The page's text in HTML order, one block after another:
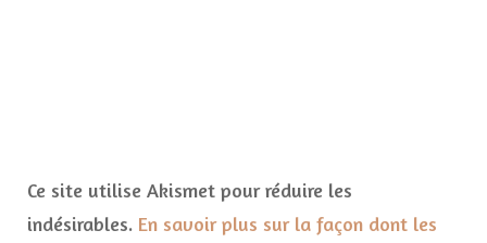
Ce site utilise Akismet pour réduire les
indésirables. En savoir plus sur la façon dont les